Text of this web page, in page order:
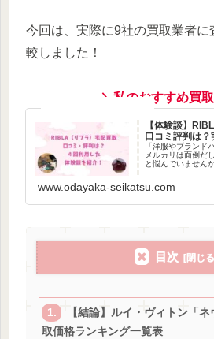
今回は、実際に9社の買取業者に
較しました！
＼私のおすすめ買
【体験談】
口コミ評判は？
「洋服やブランド
メルカリは面倒だ
と悩んでいませんか？ 洋服やバッグは
格が安すぎたらど
RIBLA（リブラ）
www.odayaka-seikatsu.com
目次
【結論】ルイ・ヴィトン「
取価格ランキング一覧表